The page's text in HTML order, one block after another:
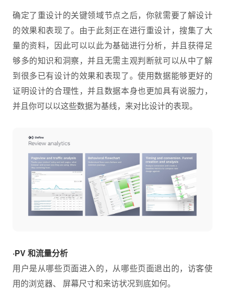
确定了重设计的关键领域节点之后，你就需要了解设计
的效果和表现了。由于此刻正在进行重设计，搜集了大
量的资料，因此可以以此为基础进行分析，并且获得足
够多的知识和洞察，并且无需主观判断就可以从中了解
到很多已有设计的效果和表现了。使用数据能够更好的
证明设计的合理性，并且数据本身也更加具有说服力，
并且你可以以这些数据为基线，来对比设计的表现。
·PV 和流量分析
用户是从哪些页面进入的，从哪些页面退出的，访客使
用的浏览器、 屏幕尺寸和来访状况到底如何。